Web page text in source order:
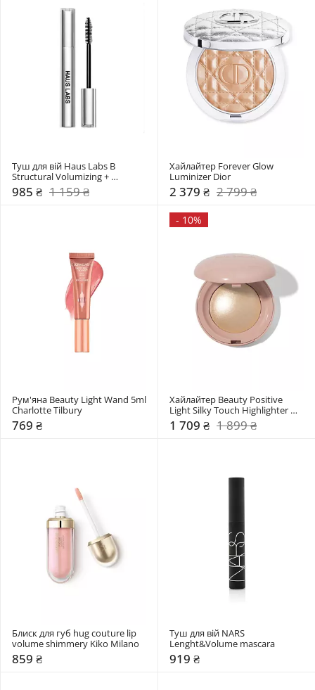
Туш для вій Haus Labs B
Structural Volumizing +
Lengthening Mascara
985 ₴ 1 159 ₴
Хайлайтер Forever Glow
Luminizer Dior
2 379 ₴ 2 799 ₴
Рум'яна Beauty Light Wand 5ml
Charlotte Tilbury
769 ₴
- 10%
Хайлайтер Beauty Positive
Light Silky Touch Highlighter
Rare Beauty
1 709 ₴ 1 899 ₴
Блиск для губ hug couture lip
volume shimmery Kiko Milano
859 ₴
Туш для вій NARS
Lenght&Volume mascara
919 ₴